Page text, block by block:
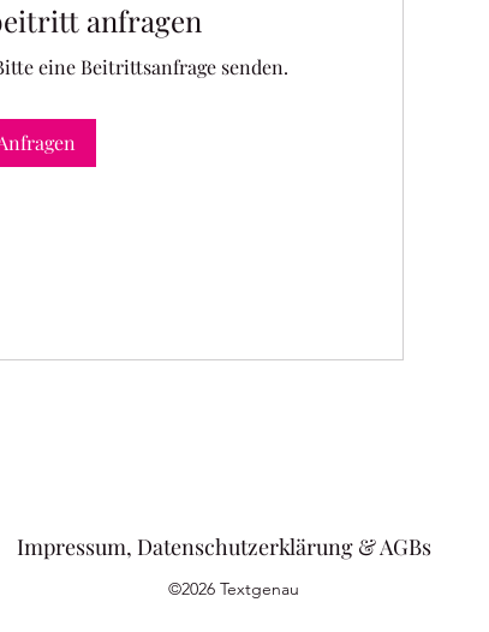
anfragen
eine Beitrittsanfrage senden.
Impressum, Datenschutzerklärung & AGBs
©2026 Textgenau